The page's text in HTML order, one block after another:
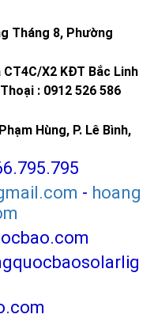
Tháng 8, Phường
CT4C/X2 KĐT Bắc Linh
: 0912 526 586
Hùng, P. Lê Bình,
- hoang